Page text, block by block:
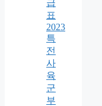
급
표
2023
특
전
사
육
군
부